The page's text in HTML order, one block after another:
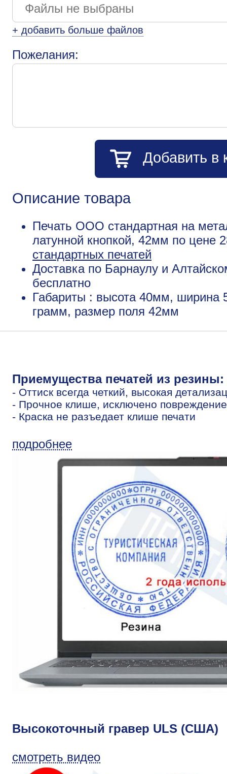
+ добавить больше файлов
Пожелания:
Добавить в
Описание товара
Печать ООО стандартная на
латунной кнопкой, 42мм по цене
стандартных печатей
Доставка по Барнаулу и
бесплатно
Габариты : высота 40мм, ширина
грамм, размер поля 42мм
Приемущества печатей из резины:
- Оттиск всегда четкий, высокая
- Прочное клише, исключено
- Краска не разъедает клише печати
подробнее
Высокоточный гравер ULS (США)
смотреть видео